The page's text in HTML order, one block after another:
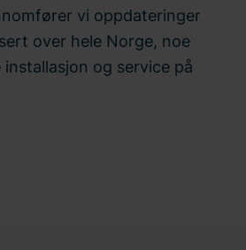
vi oppdateringer
over hele Norge, noe
og service på